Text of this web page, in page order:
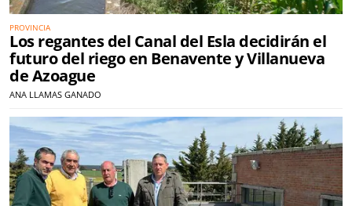
PROVINCIA
Los regantes del Canal del Esla decidirán el
futuro del riego en Benavente y Villanueva
de Azoague
ANA LLAMAS GANADO